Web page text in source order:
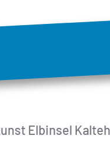
Elbinsel